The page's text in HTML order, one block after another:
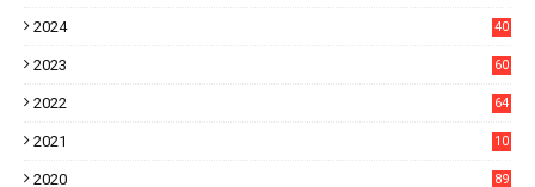
2024
40
2023
60
2022
64
2021
10
2020
89